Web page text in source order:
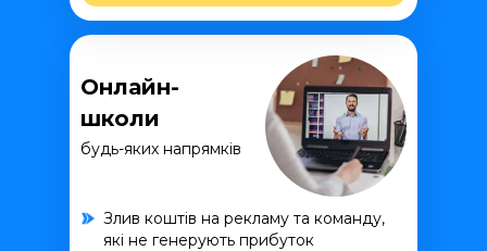
Онлайн-
школи
будь-яких напрямків
Злив коштів на рекламу та команду,
які не генерують прибуток